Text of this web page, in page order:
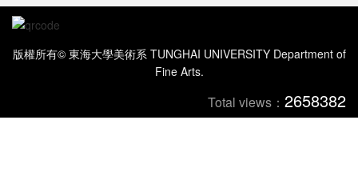
版權所有© 東海大學美術系 TUNGHAI UNIVERSITY Department of
Fine Arts.
Total views： 2658382